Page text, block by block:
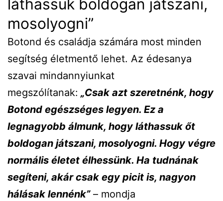
láthassuk boldogan játszani,
mosolyogni”
Botond és családja számára most minden
segítség életmentő lehet. Az édesanya
szavai mindannyiunkat
megszólítanak: „Csak azt szeretnénk, hogy
Botond egészséges legyen. Ez a
legnagyobb álmunk, hogy láthassuk őt
boldogan játszani, mosolyogni. Hogy végre
normális életet élhessünk. Ha tudnának
segíteni, akár csak egy picit is, nagyon
hálásak lennénk”– mondja